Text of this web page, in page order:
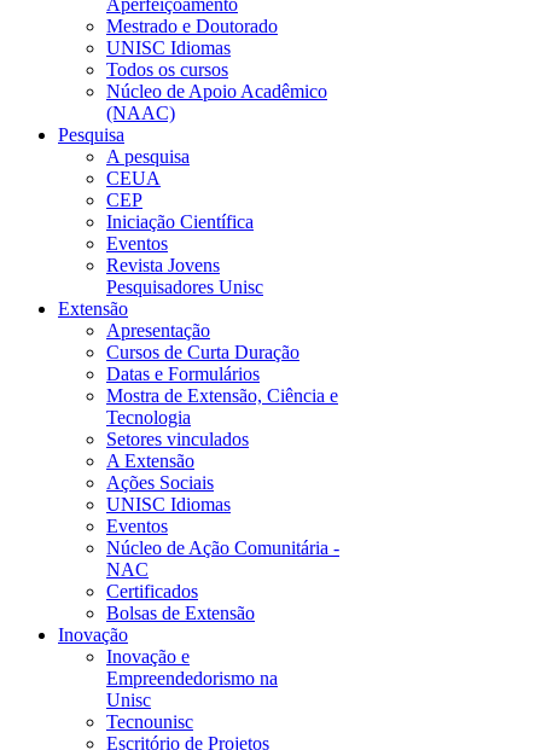
Aperfeiçoamento
Mestrado e Doutorado
UNISC Idiomas
Todos os cursos
Núcleo de Apoio Acadêmico
(NAAC)
Pesquisa
A pesquisa
CEUA
CEP
Iniciação Científica
Eventos
Revista Jovens
Pesquisadores Unisc
Extensão
Apresentação
Cursos de Curta Duração
Datas e Formulários
Mostra de Extensão, Ciência e
Tecnologia
Setores vinculados
A Extensão
Ações Sociais
UNISC Idiomas
Eventos
Núcleo de Ação Comunitária -
NAC
Certificados
Bolsas de Extensão
Inovação
Inovação e
Empreendedorismo na
Unisc
Tecnounisc
Escritório de Projetos